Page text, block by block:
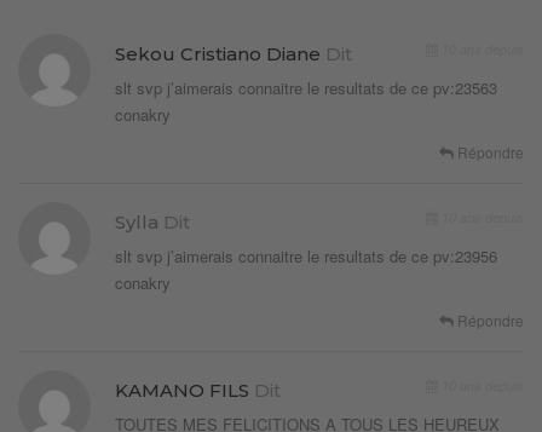
Sekou Cristiano Diane Dit
slt svp j’aimerais connaitre le resultats de ce pv:23563
conakry
Répondre
Sylla Dit
slt svp j’aimerais connaitre le resultats de ce pv:23956
conakry
Répondre
KAMANO FILS Dit
TOUTES MES FELICITIONS A TOUS LES HEUREUX